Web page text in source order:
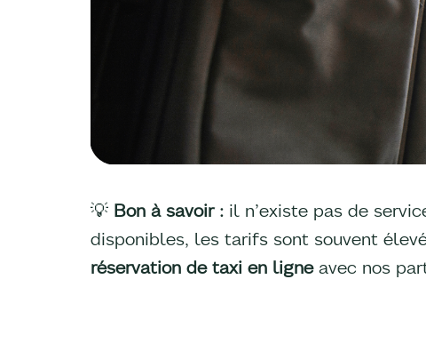
💡 Bon à savoir : il n’existe pas de
disponibles, les tarifs sont souvent
réservation de taxi en ligne avec nos